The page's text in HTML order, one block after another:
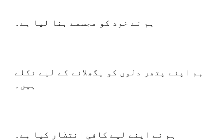
ہم نے خود کو مجسمے بنا لیا ہے۔
ہم اپنے پتھر دلوں کو پگھلانے کے لیے نکلے
ہیں۔
ہم نے اپنے لیے کافی انتظار کیا ہے۔